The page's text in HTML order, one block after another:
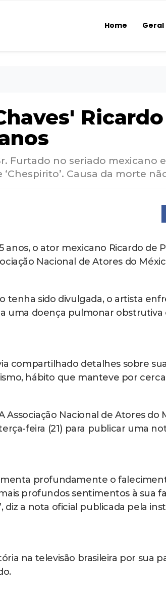
Home Geral
Furtado no seriado mexicano
Causa da morte
anos, o ator mexicano Ricardo de
Nacional de Atores do
tenha sido divulgada, o artista
uma doença pulmonar obstrutiva
compartilhado detalhes sobre
hábito que manteve por
Associação Nacional de Atores do
feira (21) para publicar uma
profundamente o
profundos sentimentos à sua
diz a nota oficial publicada pela
na televisão brasileira por sua